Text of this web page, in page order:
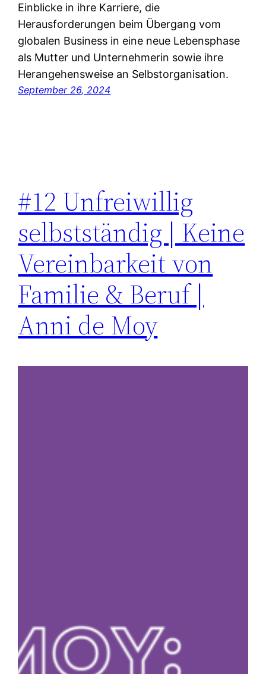
Einblicke in ihre Karriere, die
Herausforderungen beim Übergang vom
globalen Business in eine neue Lebensphase
als Mutter und Unternehmerin sowie ihre
Herangehensweise an Selbstorganisation.
September 26, 2024
#12 Unfreiwillig
selbstständig | Keine
Vereinbarkeit von
Familie & Beruf |
Anni de Moy